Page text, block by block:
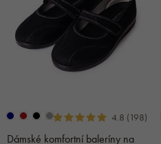
4.8 (198)
Dámské komfortní baleríny na